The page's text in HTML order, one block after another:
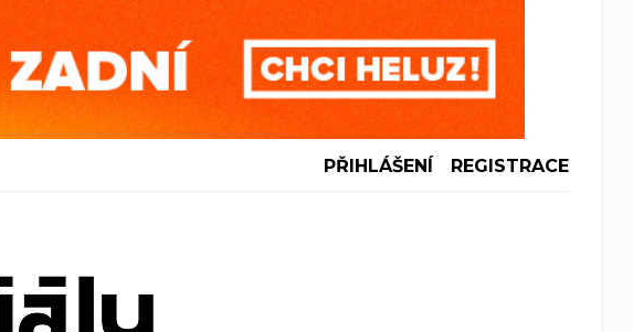
PŘIHLÁŠENÍ REGISTRACE